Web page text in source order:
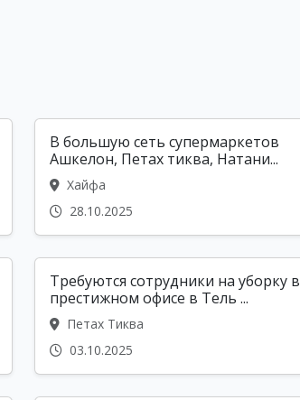
В большую сеть супермаркетов
Ашкелон, Петах тиква, Натани...
Хайфа
28.10.2025
Требуются сотрудники на уборку в
престижном офисе в Тель ...
Петах Тиква
03.10.2025